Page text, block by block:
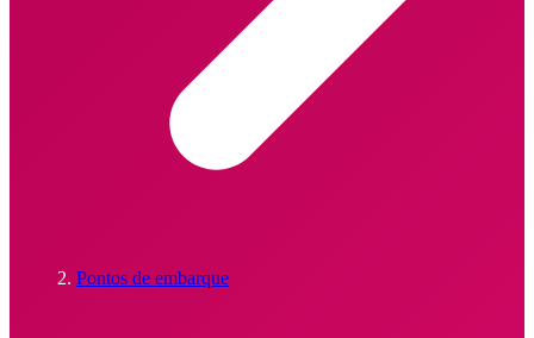
Pontos de embarque